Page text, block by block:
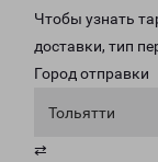
Чтобы узнать
доставки, тип
Город отправки
Тольятти
⇄